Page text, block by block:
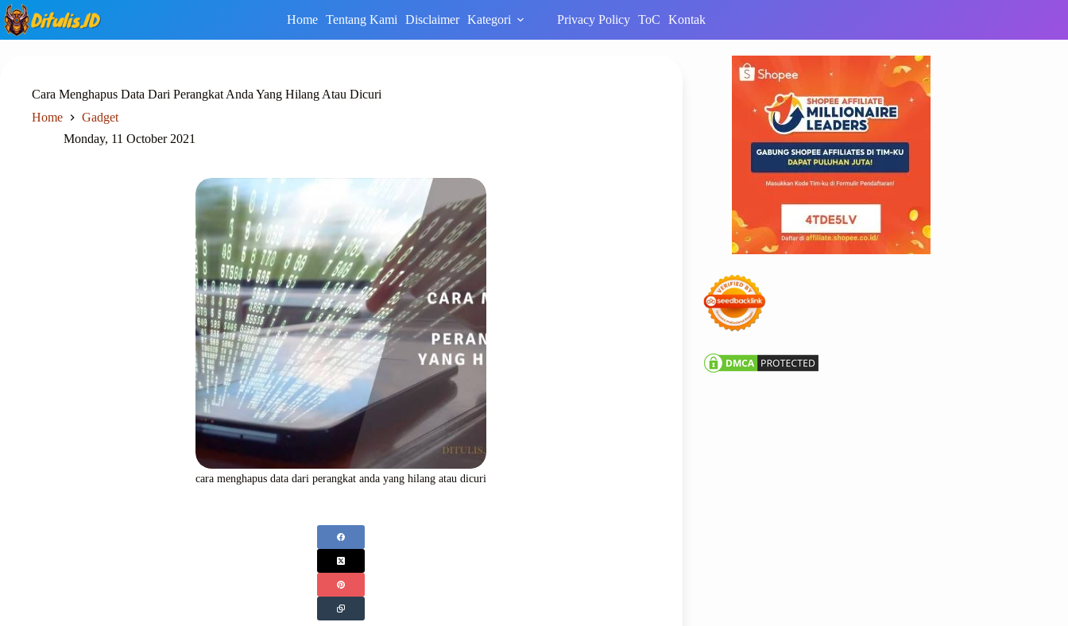
Skip
to
content
Home Tentang Kami Disclaimer Kategori Privacy Policy ToC Kontak
Cara Menghapus Data Dari Perangkat Anda Yang Hilang Atau Dicuri
Home
Gadget
Monday, 11 October 2021
cara menghapus data dari perangkat anda yang hilang atau dicuri